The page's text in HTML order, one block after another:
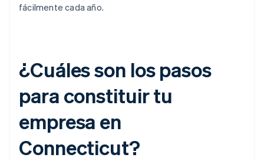
fácilmente cada año.
¿Cuáles son los pasos
para constituir tu
empresa en
Connecticut?